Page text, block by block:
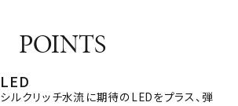
POINTS
LED
シルクリッチ水流に期待のLEDをプラス、弾